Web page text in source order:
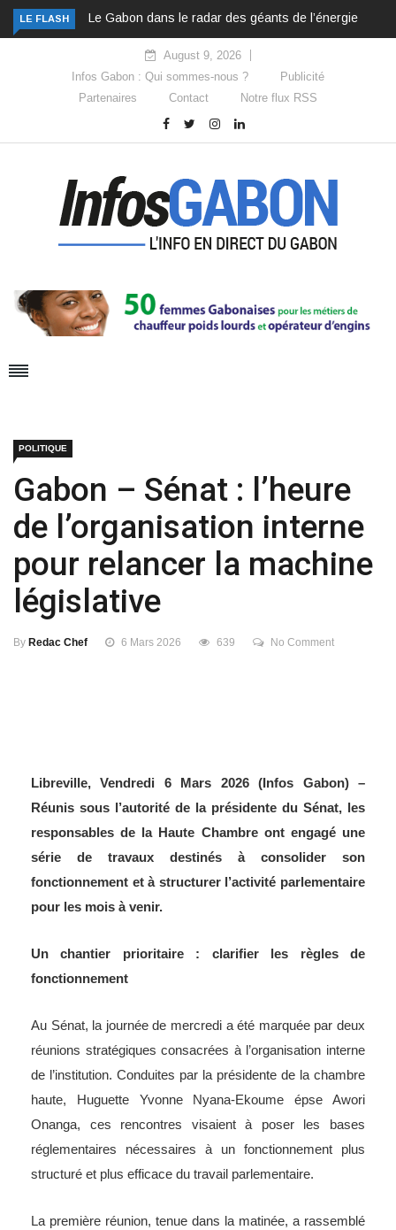
LE FLASH Le Gabon dans le radar des géants de l’énergie
August 9, 2026
Infos Gabon : Qui sommes-nous ?
Publicité
Partenaires
Contact Notre flux RSS
POLITIQUE
Gabon – Sénat : l’heure
de l’organisation interne
pour relancer la machine
législative
By Redac Chef 6 Mars 2026 639 No Comment
Libreville, Vendredi 6 Mars 2026 (Infos Gabon) –
Réunis sous l’autorité de la présidente du Sénat, les
responsables de la Haute Chambre ont engagé une
série de travaux destinés à consolider son
fonctionnement et à structurer l’activité parlementaire
pour les mois à venir.
Un chantier prioritaire : clarifier les règles de
fonctionnement
Au Sénat, la journée de mercredi a été marquée par deux
réunions stratégiques consacrées à l’organisation interne
de l’institution. Conduites par la présidente de la chambre
haute, Huguette Yvonne Nyana-Ekoume épse Awori
Onanga, ces rencontres visaient à poser les bases
réglementaires nécessaires à un fonctionnement plus
structuré et plus efficace du travail parlementaire.
La première réunion, tenue dans la matinée, a rassemblé